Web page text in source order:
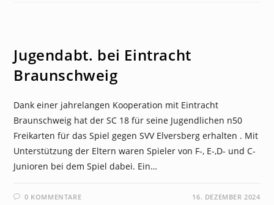
Jugendabt. bei Eintracht
Braunschweig
Dank einer jahrelangen Kooperation mit Eintracht
Braunschweig hat der SC 18 für seine Jugendlichen n50
Freikarten für das Spiel gegen SVV Elversberg erhalten . Mit
Unterstützung der Eltern waren Spieler von F-, E-,D- und C-
Junioren bei dem Spiel dabei. Ein…
0 KOMMENTARE 16. DEZEMBER 2024